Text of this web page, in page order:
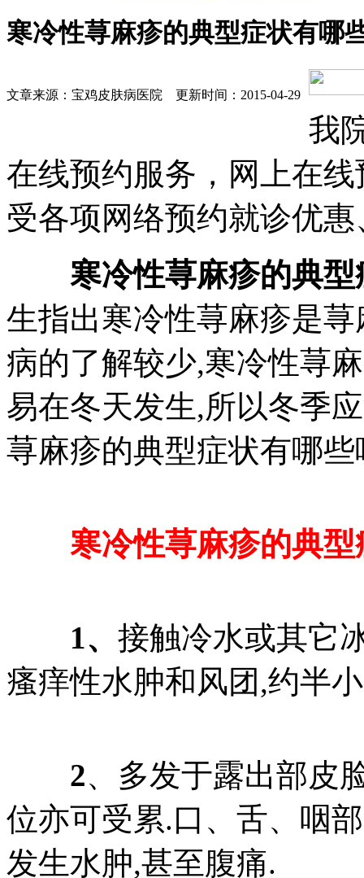
寒冷性荨麻疹的典型症状有哪
文章来源：宝鸡皮肤病医院 更新时间：2015-04-29
我
在线预约服务，网上在
受各项网络预约就诊优
寒冷性荨麻疹的典
生指出寒冷性荨麻疹是
病的了解较少,寒冷性荨
易在冬天发生,所以冬季
荨麻疹的典型症状有哪些
寒冷性荨麻疹的典型
1、 接触冷水或其它
瘙痒性水肿和风团,约半
2、多发于露出部皮
位亦可受累.口、舌、咽
发生水肿,甚至腹痛.